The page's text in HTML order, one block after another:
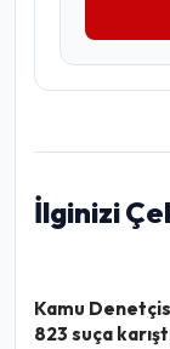
İlginizi
Kamu
823 suça